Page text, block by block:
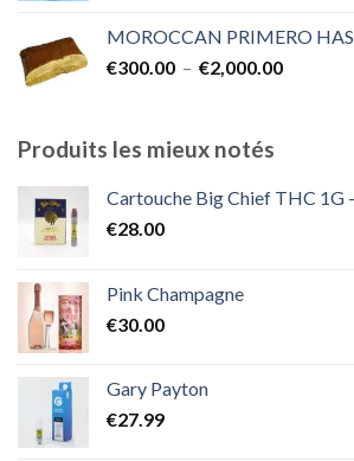
€300.00
à
MOROCCAN PRIMERO
€300.00 – €2,000.00Plage
Produits les mieux notés
Cartouche Big Chief THC 1G
€28.00
Pink Champagne
€30.00
Gary Payton
€27.99